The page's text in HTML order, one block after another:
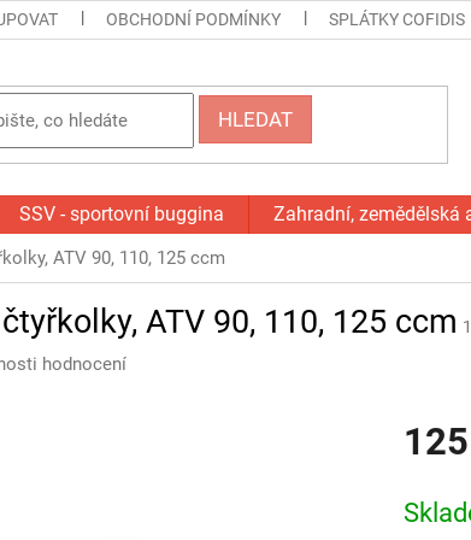
OBCHODNÍ PODMÍNKY SPLÁTKY COFIDIS
HLEDAT
SSV - sportovní buggina Zahradní, zemědělská
ATV 90, 110, 125 ccm
ATV 90, 110, 125 ccm
hodnocení
cena: